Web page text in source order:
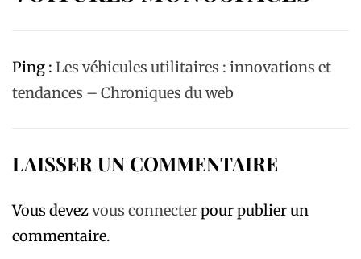
Ping : Les véhicules utilitaires : innovations et
tendances – Chroniques du web
LAISSER UN COMMENTAIRE
Vous devezvous connecterpour publier un
commentaire.